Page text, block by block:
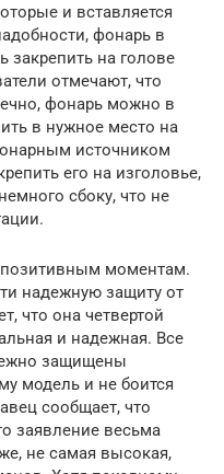
и вставляется
фонарь в
закрепить на голове
отмечают, что
фонарь можно в
в нужное место на
источником
его на изголовье,
сбоку, что не
моментам.
надежную защиту от
что она четвертой
и надежная. Все
защищены
модель и не боится
сообщает, что
заявление весьма
не самая высокая,